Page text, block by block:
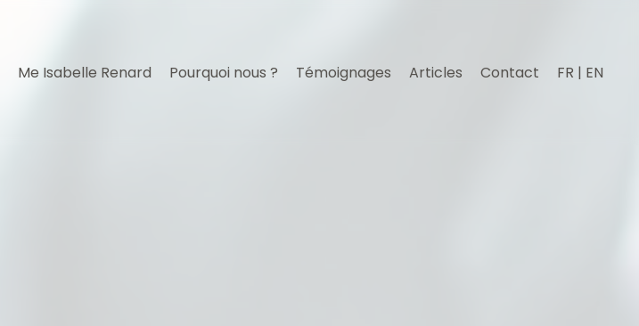
Me Isabelle Renard Pourquoi nous ? Témoignages Articles Contact FR | EN